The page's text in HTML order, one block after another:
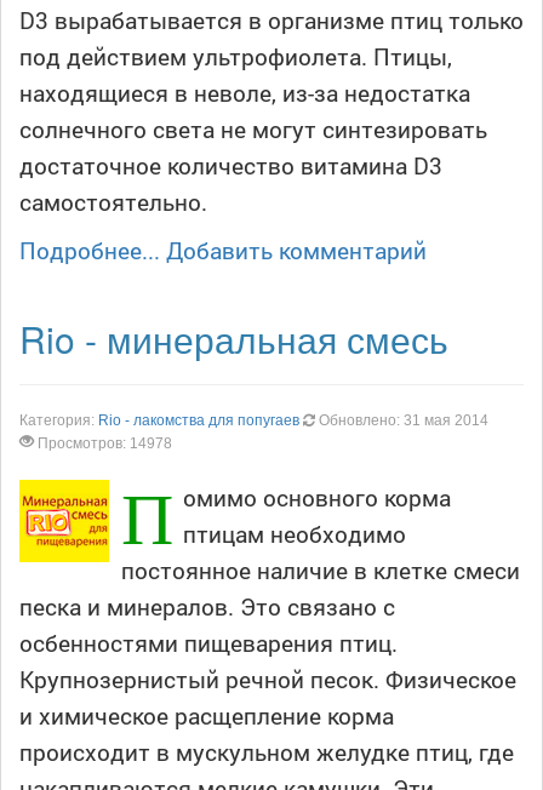
D3 вырабатывается в организме птиц только
под действием ультрофиолета. Птицы,
находящиеся в неволе, из-за недостатка
солнечного света не могут синтезировать
достаточное количество витамина D3
самостоятельно.
Подробнее... Добавить комментарий
Rio - минеральная смесь
Категория: Rio - лакомства для попугаев
Обновлено: 31 мая 2014
Просмотров: 14978
П омимо основного корма
птицам необходимо
постоянное наличие в клетке смеси
песка и минералов. Это связано с
осбенностями пищеварения птиц.
Крупнозернистый речной песок. Физическое
и химическое расщепление корма
происходит в мускульном желудке птиц, где